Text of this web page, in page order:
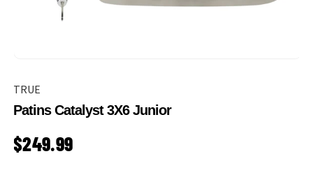
TRUE
Patins Catalyst 3X6 Junior
PRIX HABITUEL
$249.99